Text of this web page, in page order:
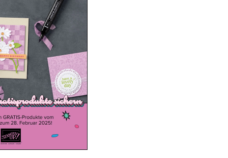
a-bration 2025
Januar 2025